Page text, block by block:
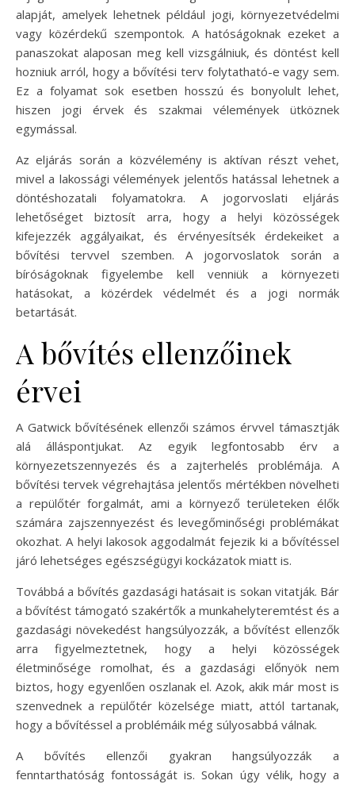
alapját, amelyek lehetnek például jogi, környezetvédelmi
vagy közérdekű szempontok. A hatóságoknak ezeket a
panaszokat alaposan meg kell vizsgálniuk, és döntést kell
hozniuk arról, hogy a bővítési terv folytatható-e vagy sem.
Ez a folyamat sok esetben hosszú és bonyolult lehet,
hiszen jogi érvek és szakmai vélemények ütköznek
egymással.
Az eljárás során a közvélemény is aktívan részt vehet,
mivel a lakossági vélemények jelentős hatással lehetnek a
döntéshozatali folyamatokra. A jogorvoslati eljárás
lehetőséget biztosít arra, hogy a helyi közösségek
kifejezzék aggályaikat, és érvényesítsék érdekeiket a
bővítési tervvel szemben. A jogorvoslatok során a
bíróságoknak figyelembe kell venniük a környezeti
hatásokat, a közérdek védelmét és a jogi normák
betartását.
A bővítés ellenzőinek
érvei
A Gatwick bővítésének ellenzői számos érvvel támasztják
alá álláspontjukat. Az egyik legfontosabb érv a
környezetszennyezés és a zajterhelés problémája. A
bővítési tervek végrehajtása jelentős mértékben növelheti
a repülőtér forgalmát, ami a környező területeken élők
számára zajszennyezést és levegőminőségi problémákat
okozhat. A helyi lakosok aggodalmát fejezik ki a bővítéssel
járó lehetséges egészségügyi kockázatok miatt is.
Továbbá a bővítés gazdasági hatásait is sokan vitatják. Bár
a bővítést támogató szakértők a munkahelyteremtést és a
gazdasági növekedést hangsúlyozzák, a bővítést ellenzők
arra figyelmeztetnek, hogy a helyi közösségek
életminősége romolhat, és a gazdasági előnyök nem
biztos, hogy egyenlően oszlanak el. Azok, akik már most is
szenvednek a repülőtér közelsége miatt, attól tartanak,
hogy a bővítéssel a problémáik még súlyosabbá válnak.
A bővítés ellenzői gyakran hangsúlyozzák a
fenntarthatóság fontosságát is. Sokan úgy vélik, hogy a